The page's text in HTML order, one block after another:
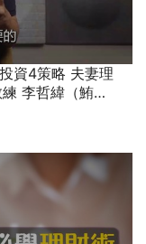
資4策略 夫妻理
李哲緯（鮪